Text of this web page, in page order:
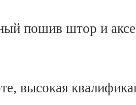
пошив штор и
высокая